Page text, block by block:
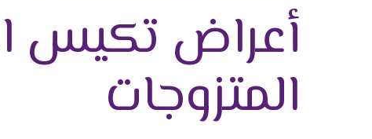
أعراض تكيس
المتزوجات